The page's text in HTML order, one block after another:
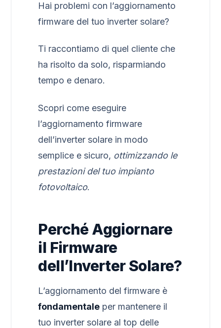
Hai problemi con l’aggiornamento
firmware del tuo inverter solare?
Ti raccontiamo di quel cliente che
ha risolto da solo, risparmiando
tempo e denaro.
Scopri come eseguire
l’aggiornamento firmware
dell’inverter solare in modo
semplice e sicuro, ottimizzando le
prestazioni del tuo impianto
fotovoltaico.
Perché Aggiornare
il Firmware
dell’Inverter Solare?
L’aggiornamento del firmware è
fondamentale per mantenere il
tuo inverter solare al top delle